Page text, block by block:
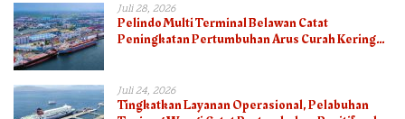
Juli 28, 2026
Pelindo Multi Terminal Belawan Catat
Peningkatan Pertumbuhan Arus Curah Kering
Juli 24, 2026
Tingkatkan Layanan Operasional, Pelabuhan